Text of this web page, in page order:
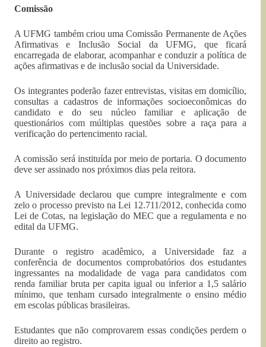
Comissão
A UFMG também criou uma Comissão Permanente de Ações
Afirmativas e Inclusão Social da UFMG, que ficará
encarregada de elaborar, acompanhar e conduzir a política de
ações afirmativas e de inclusão social da Universidade.
Os integrantes poderão fazer entrevistas, visitas em domicílio,
consultas a cadastros de informações socioeconômicas do
candidato e do seu núcleo familiar e aplicação de
questionários com múltiplas questões sobre a raça para a
verificação do pertencimento racial.
A comissão será instituída por meio de portaria. O documento
deve ser assinado nos próximos dias pela reitora.
A Universidade declarou que cumpre integralmente e com
zelo o processo previsto na Lei 12.711/2012, conhecida como
Lei de Cotas, na legislação do MEC que a regulamenta e no
edital da UFMG.
Durante o registro acadêmico, a Universidade faz a
conferência de documentos comprobatórios dos estudantes
ingressantes na modalidade de vaga para candidatos com
renda familiar bruta per capita igual ou inferior a 1,5 salário
mínimo, que tenham cursado integralmente o ensino médio
em escolas públicas brasileiras.
Estudantes que não comprovarem essas condições perdem o
direito ao registro.